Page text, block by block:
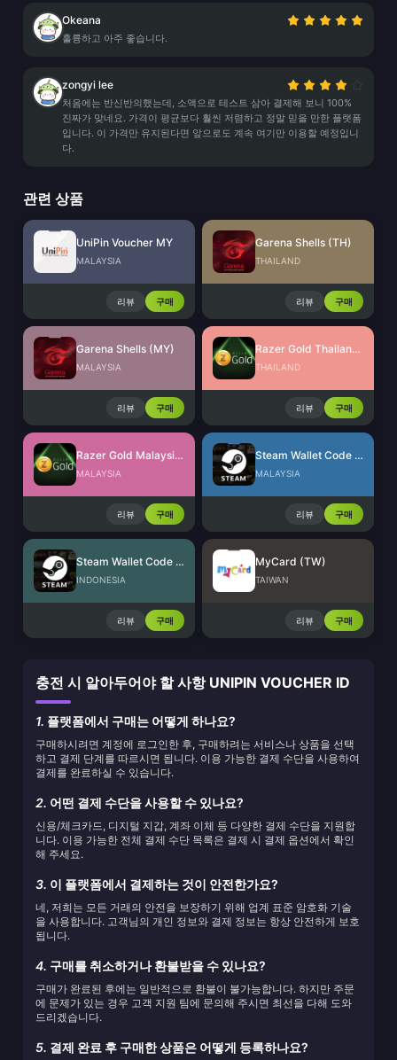
Okeana
훌륭하고 아주 좋습니다.
zongyi lee
처음에는 반신반의했는데, 소액으로 테스트 삼아 결제해 보니 100%
진짜가 맞네요. 가격이 평균보다 훨씬 저렴하고 정말 믿을 만한 플랫폼
입니다. 이 가격만 유지된다면 앞으로도 계속 여기만 이용할 예정입니
다.
관련 상품
UniPin Voucher MY
MALAYSIA
리뷰 구매
Garena Shells (TH)
THAILAND
리뷰 구매
Garena Shells (MY)
MALAYSIA
리뷰 구매
Razer Gold Thailand (THB)
THAILAND
리뷰 구매
Razer Gold Malaysia (MYR)
MALAYSIA
리뷰 구매
Steam Wallet Code (MYR)
MALAYSIA
리뷰 구매
Steam Wallet Code (IDR)
INDONESIA
리뷰 구매
MyCard (TW)
TAIWAN
리뷰 구매
충전 시 알아두어야 할 사항 UNIPIN VOUCHER ID
1. 플랫폼에서 구매는 어떻게 하나요?
구매하시려면 계정에 로그인한 후, 구매하려는 서비스나 상품을 선택
하고 결제 단계를 따르시면 됩니다. 이용 가능한 결제 수단을 사용하여
결제를 완료하실 수 있습니다.
2. 어떤 결제 수단을 사용할 수 있나요?
신용/체크카드, 디지털 지갑, 계좌 이체 등 다양한 결제 수단을 지원합
니다. 이용 가능한 전체 결제 수단 목록은 결제 시 결제 옵션에서 확인
해 주세요.
3. 이 플랫폼에서 결제하는 것이 안전한가요?
네, 저희는 모든 거래의 안전을 보장하기 위해 업계 표준 암호화 기술
을 사용합니다. 고객님의 개인 정보와 결제 정보는 항상 안전하게 보호
됩니다.
4. 구매를 취소하거나 환불받을 수 있나요?
구매가 완료된 후에는 일반적으로 환불이 불가능합니다. 하지만 주문
에 문제가 있는 경우 고객 지원 팀에 문의해 주시면 최선을 다해 도와
드리겠습니다.
5. 결제 완료 후 구매한 상품은 어떻게 등록하나요?